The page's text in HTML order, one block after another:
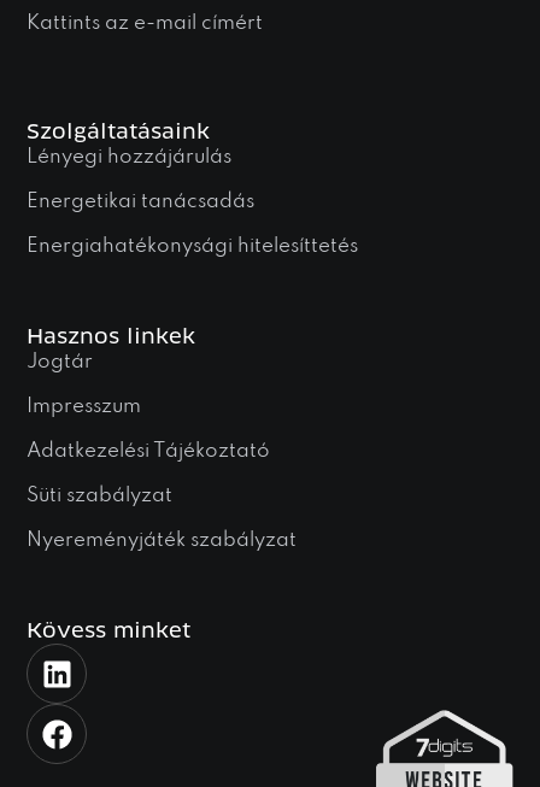
Kattints az e-mail címért
Szolgáltatásaink
Lényegi hozzájárulás
Energetikai tanácsadás
Energiahatékonysági hitelesíttetés
Hasznos linkek
Jogtár
Impresszum
Adatkezelési Tájékoztató
Süti szabályzat
Nyereményjáték szabályzat
Kövess minket